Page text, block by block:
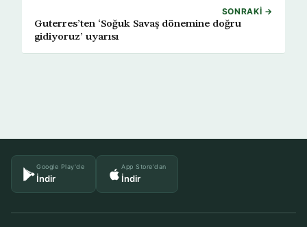
SONRAKI →
Guterres’ten ‘Soğuk Savaş dönemine doğru
gidiyoruz’ uyarısı
Google Play'de
İndir
App Store'dan
İndir